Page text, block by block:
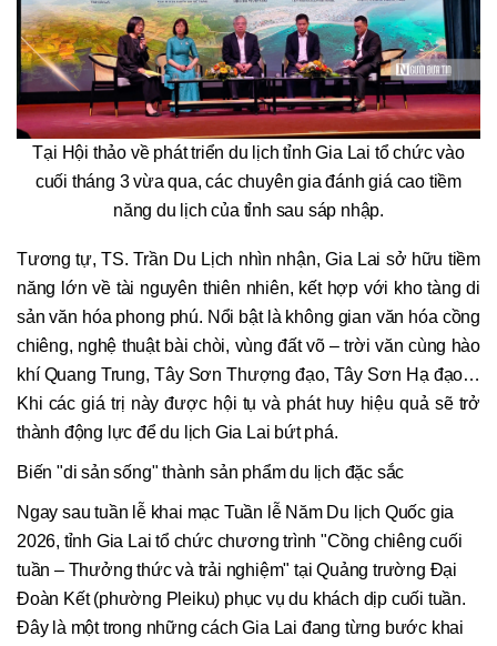
Tại Hội thảo về phát triển du lịch tỉnh Gia Lai tổ chức vào
cuối tháng 3 vừa qua, các chuyên gia đánh giá cao tiềm
năng du lịch của tỉnh sau sáp nhập.
Tương tự, TS. Trần Du Lịch nhìn nhận, Gia Lai sở hữu tiềm
năng lớn về tài nguyên thiên nhiên, kết hợp với kho tàng di
sản văn hóa phong phú. Nổi bật là không gian văn hóa cồng
chiêng, nghệ thuật bài chòi, vùng đất võ – trời văn cùng hào
khí Quang Trung, Tây Sơn Thượng đạo, Tây Sơn Hạ đạo…
Khi các giá trị này được hội tụ và phát huy hiệu quả sẽ trở
thành động lực để du lịch Gia Lai bứt phá.
Biến "di sản sống" thành sản phẩm du lịch đặc sắc
Ngay sau tuần lễ khai mạc Tuần lễ Năm Du lịch Quốc gia
2026, tỉnh Gia Lai tổ chức chương trình "Cồng chiêng cuối
tuần – Thưởng thức và trải nghiệm" tại Quảng trường Đại
Đoàn Kết (phường Pleiku) phục vụ du khách dịp cuối tuần.
Đây là một trong những cách Gia Lai đang từng bước khai